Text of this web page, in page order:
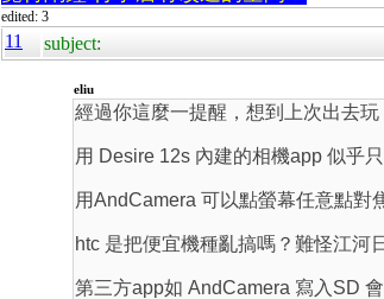
edited: 3
11 subject:
eliu
經過你這麼一提醒，想到上次出去
用 Desire 12s 內建的相機app 似乎
用AndCamera 可以點螢幕任意點對
htc 是把便宜機種亂搞嗎？難怪江河
第三方app如 AndCamera 寫入SD